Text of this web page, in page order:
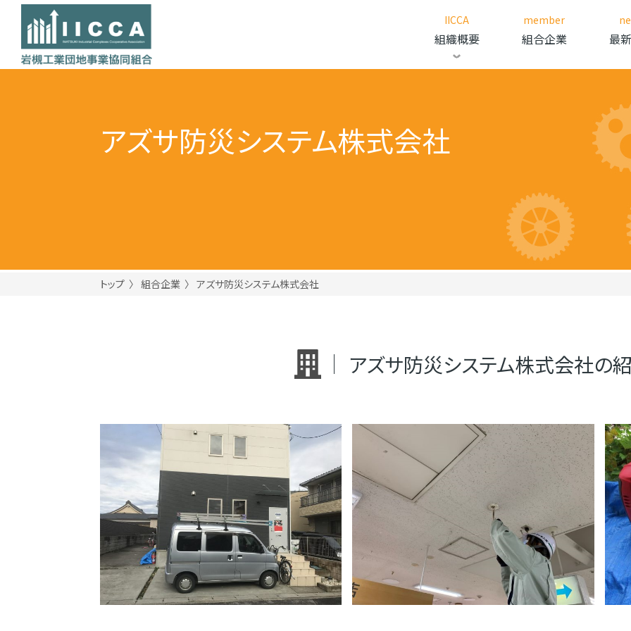
IICCA
組織概要
member
組合企業 最
アズサ防災システム株式会社
トップ 組合企業 アズサ防災システム株式会社
アズサ防災システム株式会社の